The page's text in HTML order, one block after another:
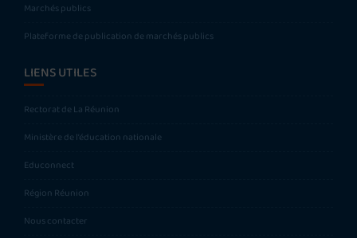
Marchés publics
Plateforme de publication de marchés publics
LIENS UTILES
Rectorat de La Réunion
Ministère de l’éducation nationale
Educonnect
Région Réunion
Nous contacter